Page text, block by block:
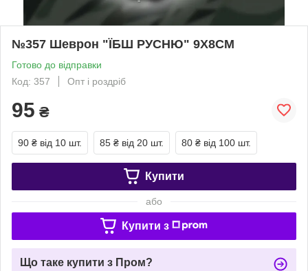
№357 Шеврон "ЇБШ РУСНЮ" 9Х8СМ
Готово до відправки
Код: 357
Опт і роздріб
95 ₴
90 ₴ від 10 шт. 85 ₴ від 20 шт. 80 ₴ від 100 шт.
Купити
або
Купити з
Що таке купити з Пром?